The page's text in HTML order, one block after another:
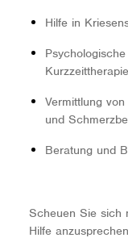
Hilfe in
Kurzzeittherapie
Vermittlung
und
Beratung und
Scheuen Sie sich
Hilfe anzusprechen.